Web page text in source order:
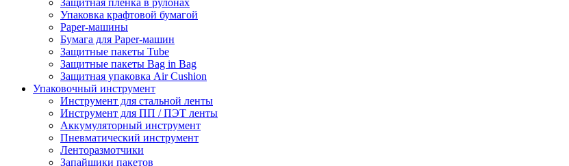
Защитная плёнка в рулонах
Упаковка крафтовой бумагой
Paper-машины
Бумага для Paper-машин
Защитные пакеты Tube
Защитные пакеты Bag in Bag
Защитная упаковка Air Cushion
Упаковочный инструмент
Инструмент для стальной ленты
Инструмент для ПП / ПЭТ ленты
Аккумуляторный инструмент
Пневматический инструмент
Ленторазмотчики
Запайщики пакетов